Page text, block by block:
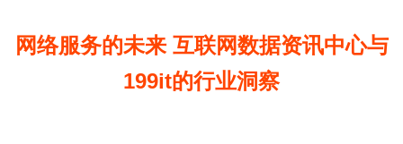
网络服务的未来 互联网数据资讯中心与
199it的行业洞察